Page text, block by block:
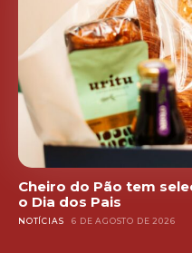
Cheiro do Pão tem
o Dia dos Pais
NOTÍCIAS 6 DE AGOSTO DE 2026